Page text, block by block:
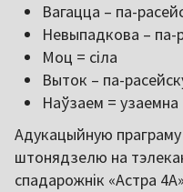
Вагацца – па-
Невыпадкова – па-
Моц = сіла
Выток – па-
Наўзаем = узаемна
Адукацыйную
штонядзелю на
спадарожнік «Астра